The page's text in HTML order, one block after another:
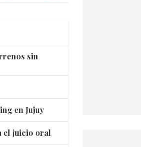
sin
en Jujuy
el juicio oral